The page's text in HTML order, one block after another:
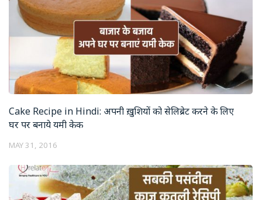
Cake Recipe in Hindi: अपनी ख़ुशियों को सेलिब्रेट करने के लिए
घर पर बनाये यमी केक
MAY 31, 2016